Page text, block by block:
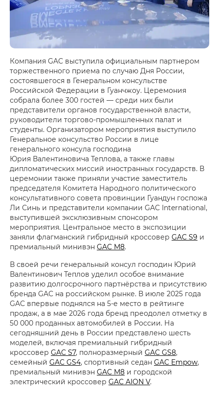
Компания GAC выступила официальным партнером
торжественного приема по случаю Дня России,
состоявшегося в Генеральном консульстве
Российской Федерации в Гуанчжоу. Церемония
собрала более 300 гостей — среди них были
представители органов государственной власти,
руководители торгово-промышленных палат и
студенты. Организатором мероприятия выступило
Генеральное консульство России в лице
генерального консула господина
Юрия Валентиновича Теплова, а также главы
дипломатических миссий иностранных государств. В
церемонии также приняли участие заместитель
председателя Комитета Народного политического
консультативного совета провинции Гуандун госпожа
Ли Синь и представители компании GAC International,
выступившей эксклюзивным спонсором
мероприятия. Центральное место в экспозиции
заняли флагманский гибридный кроссовер GAC S9 и
премиальный минивэн GAC M8.
В своей речи генеральный консул господин Юрий
Валентинович Теплов уделил особое внимание
развитию долгосрочного партнёрства и присутствию
бренда GAC на российском рынке. В июле 2025 года
GAC впервые поднялся на 5-е место в рейтинге
продаж, а в мае 2026 года бренд преодолел отметку в
50 000 проданных автомобилей в России. На
сегодняшний день в России представлено шесть
моделей, включая премиальный гибридный
кроссовер GAC S7, полноразмерный GAC GS8,
семейный GAC GS4, спортивный седан GAC Empow,
премиальный минивэн GAC M8 и городской
электрический кроссовер GAC AION V.